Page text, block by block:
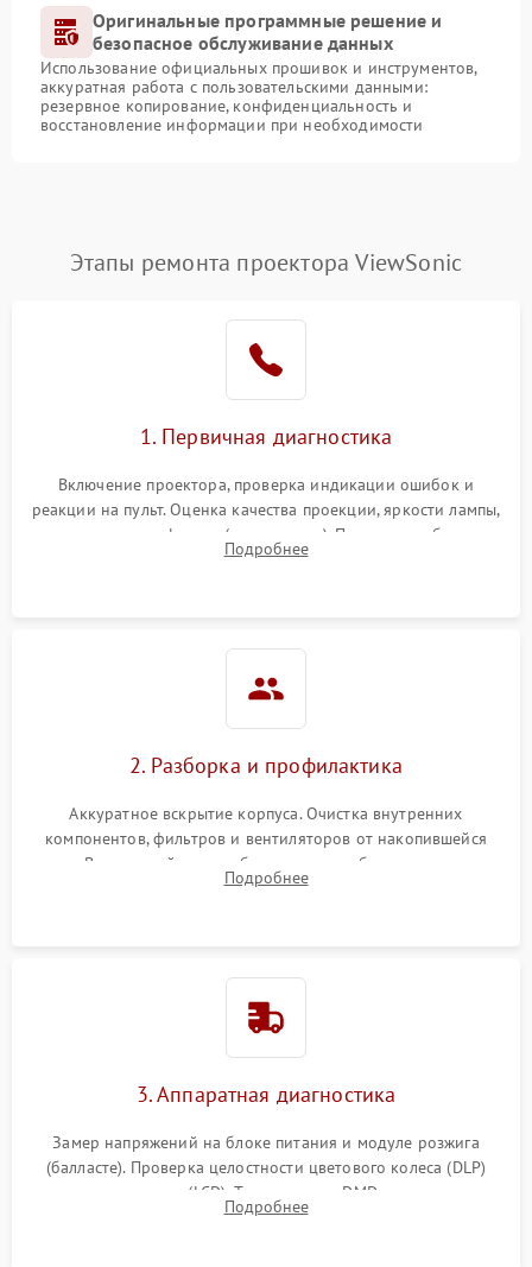
Оригинальные программные решение и
безопасное обслуживание данных
Использование официальных прошивок и инструментов,
аккуратная работа с пользовательскими данными:
резервное копирование, конфиденциальность и
восстановление информации при необходимости
Этапы ремонта проектора ViewSonic
1. Первичная диагностика
Включение проектора, проверка индикации ошибок и
реакции на пульт. Оценка качества проекции, яркости лампы,
наличия артефактов (точки, пятна). Проверка работы
системы охлаждения по уровню шума вентиляторов.
Подробнее
2. Разборка и профилактика
Аккуратное вскрытие корпуса. Очистка внутренних
компонентов, фильтров и вентиляторов от накопившейся
пыли. Визуальный осмотр блока питания, балласта лампы и
материнской платы на наличие прогаров или вздутых
Подробнее
3. Аппаратная диагностика
Замер напряжений на блоке питания и модуле розжига
(балласте). Проверка целостности цветового колеса (DLP)
или поляризаторов (LCD). Тестирование DMD-чипа, датчиков
температуры и оптопар с помощью мультиметра и
Подробнее